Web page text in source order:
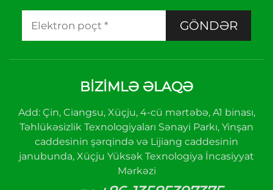
GÖNDƏR
BIZIMLƏ ƏLAQƏ
Add: Çin, Ciangsu, Xüçju, 4-cü mərtəbə, A1 binası,
Təhlükəsizlik Texnologiyaları Sənayi Parkı, Yinşan
caddesinin şərqində və Lijiang caddesinin
janubunda, Xüçju Yüksək Texnologiya İncasiyyat
Mərkəzi